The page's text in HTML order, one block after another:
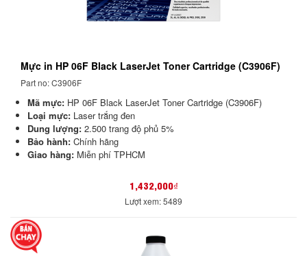
Mực in HP 06F Black LaserJet Toner Cartridge (C3906F)
Part no: C3906F
Mã mực: HP 06F Black LaserJet Toner Cartridge (C3906F)
Loại mực: Laser trắng đen
Dung lượng: 2.500 trang độ phủ 5%
Bảo hành: Chính hãng
Giao hàng: Miễn phí TPHCM
1,432,000₫
Lượt xem: 5489